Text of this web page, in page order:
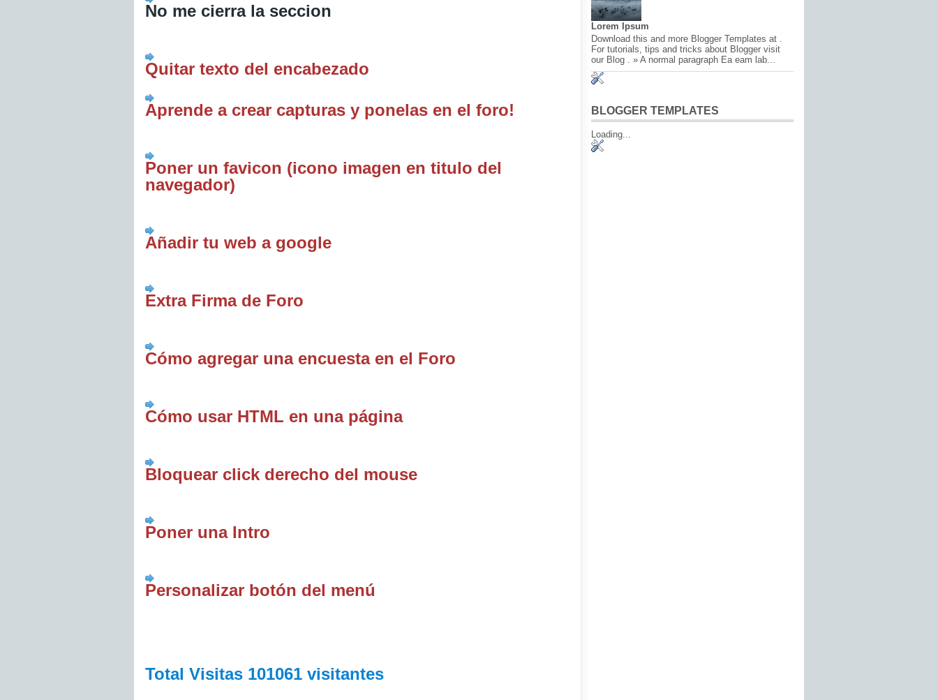
No me cierra la seccion
Quitar texto del encabezado
Aprende a crear capturas y ponelas en el foro!
Poner un favicon (icono imagen en titulo del
navegador)
Añadir tu web a google
Extra Firma de Foro
Cómo agregar una encuesta en el Foro
Cómo usar HTML en una página
Bloquear click derecho del mouse
Poner una Intro
Personalizar botón del menú
Total Visitas 101061 visitantes
Lorem Ipsum
Download this and more Blogger Templates at .
For tutorials, tips and tricks about Blogger visit
our Blog . » A normal paragraph Ea eam lab...
BLOGGER TEMPLATES
Loading...